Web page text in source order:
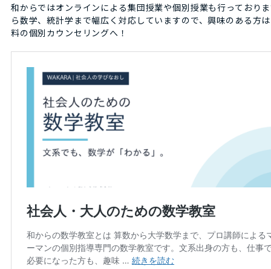
和からではオンラインによる集団授業や個別授業も行っており
ら数学、統計学まで幅広く対応していますので、興味のある方
料の個別カウンセリングへ！